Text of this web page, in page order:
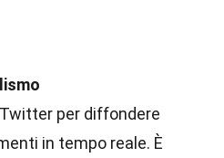
per diffondere
in tempo reale. È